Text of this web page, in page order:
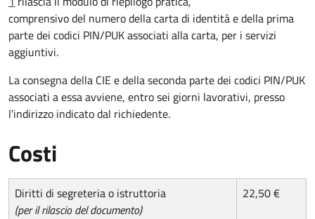
comprensivo del numero della carta di identità e della prima
parte dei codici PIN/PUK associati alla carta, per i servizi
aggiuntivi.
La consegna della CIE e della seconda parte dei codici PIN/PUK
associati a essa avviene, entro sei giorni lavorativi, presso
l'indirizzo indicato dal richiedente.
Costi
Diritti di segreteria o istruttoria
(per il rilascio del documento)
22,50 €